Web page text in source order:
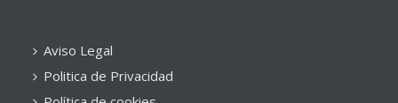
Aviso Legal
Politica de Privacidad